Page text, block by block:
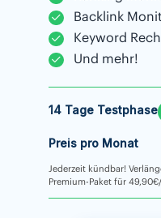
Backlink
Keyword
Und mehr!
14 Tage Testphase
Preis pro Monat
Jederzeit kündbar!
Premium-Paket für